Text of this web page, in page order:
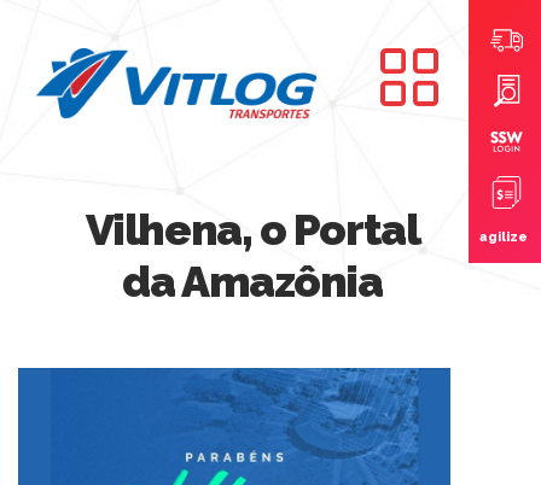
Vilhena, o Portal
da Amazônia
agilize